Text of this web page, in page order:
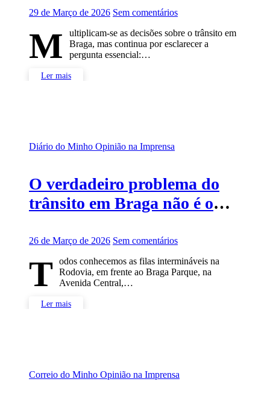
29 de Março de 2026 Sem comentários
M
ultiplicam-se as decisões sobre o trânsito em
Braga, mas continua por esclarecer a
pergunta essencial:…
Ler mais
Diário do Minho Opinião na Imprensa
O verdadeiro problema do
trânsito em Braga não é o
26 de Março de 2026 Sem comentários
T odos conhecemos as filas intermináveis na
Rodovia, em frente ao Braga Parque, na
Avenida Central,…
Ler mais
Correio do Minho Opinião na Imprensa